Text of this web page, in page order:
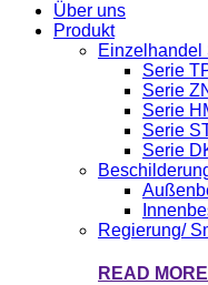
Über uns
Produkt
Einzelhandel
Serie
Serie
Serie
Serie
Serie
Regierung/
READ